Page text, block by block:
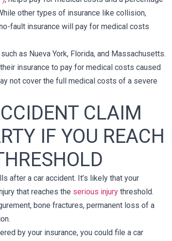
other types of insurance like collision,
fault insurance will pay for medical costs
as Nueva York, Florida, and Massachusetts.
insurance to pay for medical costs caused
not cover the full medical costs of a severe
CLAIM
IF YOU REACH
after a car accident. It’s likely that your
that reaches the serious injury threshold.
bone fractures, permanent loss of a
by your insurance, you could file a car